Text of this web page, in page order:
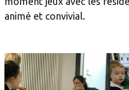
animé et convivial.